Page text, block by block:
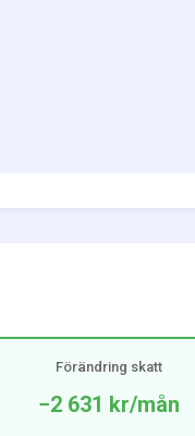
Förändring skatt
−2 631 kr/mån